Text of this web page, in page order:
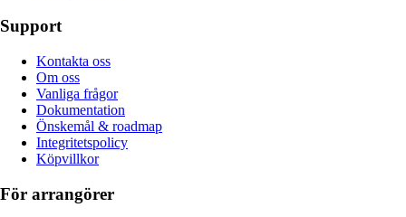
Support
Kontakta oss
Om oss
Vanliga frågor
Dokumentation
Önskemål & roadmap
Integritetspolicy
Köpvillkor
För arrangörer